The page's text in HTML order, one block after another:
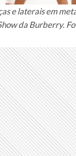
e laterais em
da Burberry.